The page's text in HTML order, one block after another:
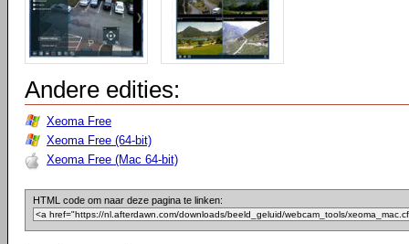
Andere edities:
Xeoma Free
Xeoma Free (64-bit)
Xeoma Free (Mac 64-bit)
HTML code om naar deze pagina te linken: